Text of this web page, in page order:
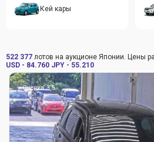
Кей кары
522 377 лотов на аукционе Японии. Цены
USD - 84.760 JPY - 55.210
Оценка: 3.5